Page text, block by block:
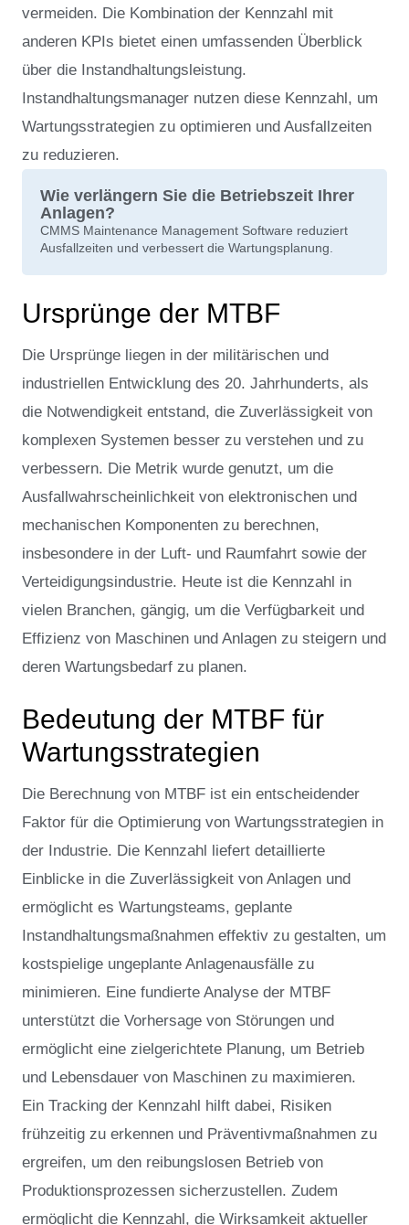
vermeiden. Die Kombination der Kennzahl mit
anderen KPIs bietet einen umfassenden Überblick
über die Instandhaltungsleistung.
Instandhaltungsmanager nutzen diese Kennzahl, um
Wartungsstrategien zu optimieren und Ausfallzeiten
zu reduzieren.
Wie verlängern Sie die Betriebszeit Ihrer
Anlagen?
CMMS Maintenance Management Software reduziert
Ausfallzeiten und verbessert die Wartungsplanung.
Ursprünge der MTBF
Die Ursprünge liegen in der militärischen und
industriellen Entwicklung des 20. Jahrhunderts, als
die Notwendigkeit entstand, die Zuverlässigkeit von
komplexen Systemen besser zu verstehen und zu
verbessern. Die Metrik wurde genutzt, um die
Ausfallwahrscheinlichkeit von elektronischen und
mechanischen Komponenten zu berechnen,
insbesondere in der Luft- und Raumfahrt sowie der
Verteidigungsindustrie. Heute ist die Kennzahl in
vielen Branchen, gängig, um die Verfügbarkeit und
Effizienz von Maschinen und Anlagen zu steigern und
deren Wartungsbedarf zu planen.
Bedeutung der MTBF für
Wartungsstrategien
Die Berechnung von MTBF ist ein entscheidender
Faktor für die Optimierung von Wartungsstrategien in
der Industrie. Die Kennzahl liefert detaillierte
Einblicke in die Zuverlässigkeit von Anlagen und
ermöglicht es Wartungsteams, geplante
Instandhaltungsmaßnahmen effektiv zu gestalten, um
kostspielige ungeplante Anlagenausfälle zu
minimieren. Eine fundierte Analyse der MTBF
unterstützt die Vorhersage von Störungen und
ermöglicht eine zielgerichtete Planung, um Betrieb
und Lebensdauer von Maschinen zu maximieren.
Ein Tracking der Kennzahl hilft dabei, Risiken
frühzeitig zu erkennen und Präventivmaßnahmen zu
ergreifen, um den reibungslosen Betrieb von
Produktionsprozessen sicherzustellen. Zudem
ermöglicht die Kennzahl, die Wirksamkeit aktueller